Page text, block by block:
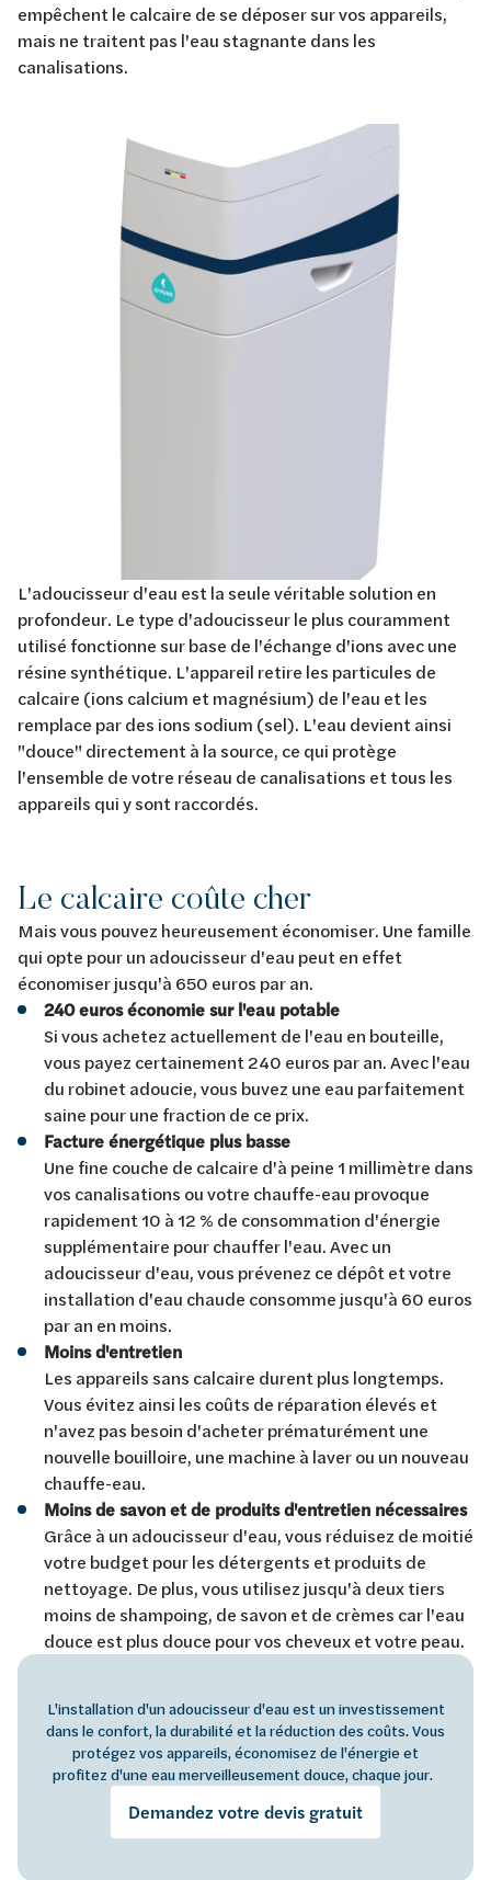
empêchent le calcaire de se déposer sur vos appareils,
mais ne traitent pas l'eau stagnante dans les
canalisations.
L'adoucisseur d'eau est la seule véritable solution en
profondeur. Le type d'adoucisseur le plus couramment
utilisé fonctionne sur base de l'échange d'ions avec une
résine synthétique. L'appareil retire les particules de
calcaire (ions calcium et magnésium) de l'eau et les
remplace par des ions sodium (sel). L'eau devient ainsi
"douce" directement à la source, ce qui protège
l'ensemble de votre réseau de canalisations et tous les
appareils qui y sont raccordés.
Le calcaire coûte cher
Mais vous pouvez heureusement économiser. Une famille
qui opte pour un adoucisseur d'eau peut en effet
économiser jusqu'à 650 euros par an.
240 euros économie sur l'eau potable
Si vous achetez actuellement de l'eau en bouteille,
vous payez certainement 240 euros par an. Avec l'eau
du robinet adoucie, vous buvez une eau parfaitement
saine pour une fraction de ce prix.
Facture énergétique plus basse
Une fine couche de calcaire d'à peine 1 millimètre dans
vos canalisations ou votre chauffe-eau provoque
rapidement 10 à 12 % de consommation d'énergie
supplémentaire pour chauffer l'eau. Avec un
adoucisseur d'eau, vous prévenez ce dépôt et votre
installation d'eau chaude consomme jusqu'à 60 euros
par an en moins.
Moins d'entretien
Les appareils sans calcaire durent plus longtemps.
Vous évitez ainsi les coûts de réparation élevés et
n'avez pas besoin d'acheter prématurément une
nouvelle bouilloire, une machine à laver ou un nouveau
chauffe-eau.
Moins de savon et de produits d'entretien nécessaires
Grâce à un adoucisseur d'eau, vous réduisez de moitié
votre budget pour les détergents et produits de
nettoyage. De plus, vous utilisez jusqu'à deux tiers
moins de shampoing, de savon et de crèmes car l'eau
douce est plus douce pour vos cheveux et votre peau.
L'installation d'un adoucisseur d'eau est un investissement
dans le confort, la durabilité et la réduction des coûts. Vous
protégez vos appareils, économisez de l'énergie et
profitez d'une eau merveilleusement douce, chaque jour.
Demandez votre devis gratuit